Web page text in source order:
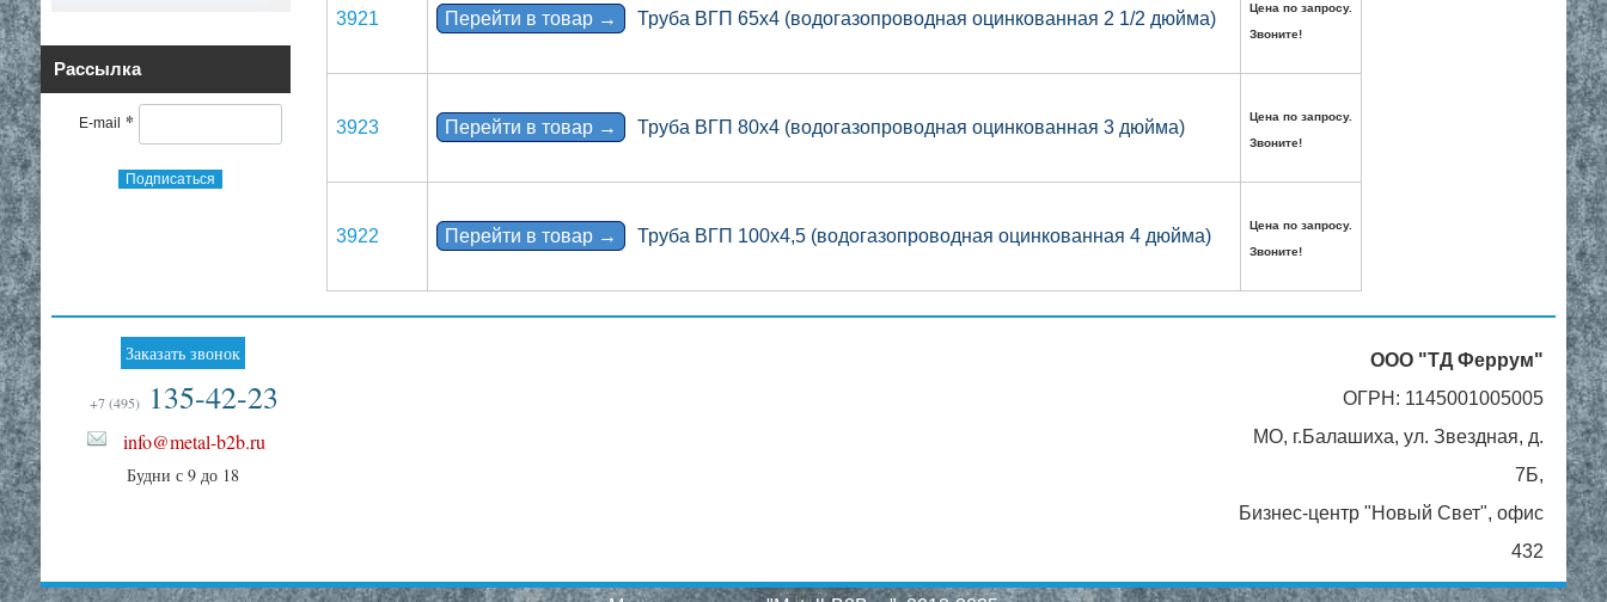
Рассылка
E-mail *
Подписаться
3921 Перейти в товар → Труба ВГП 65х4 (водогазопроводная оцинкованная 2 1/2 дюйма)
Цена по запросу.
Звоните!
3923 Перейти в товар → Труба ВГП 80х4 (водогазопроводная оцинкованная 3 дюйма)
Цена по запросу.
Звоните!
3922 Перейти в товар → Труба ВГП 100х4,5 (водогазопроводная оцинкованная 4 дюйма)
Цена по запросу.
Звоните!
Заказать звонок
+7 (495)135-42-23
info@metal-b2b.ru
Будни с 9 до 18
ООО "ТД Феррум"
ОГРН: 1145001005005
МО, г.Балашиха, ул. Звездная, д.
7Б,
Бизнес-центр "Новый Свет", офис
432